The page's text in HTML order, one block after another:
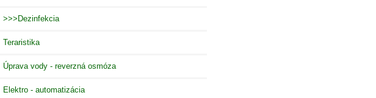
>>>Dezinfekcia
Teraristika
Úprava vody - reverzná osmóza
Elektro - automatizácia